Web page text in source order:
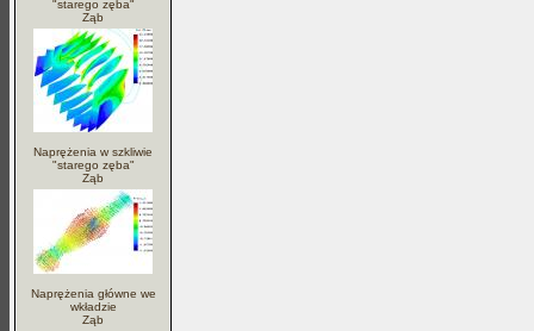
"starego zęba"
Ząb
Naprężenia w szkliwie
"starego zęba"
Ząb
Naprężenia główne we
wkładzie
Ząb